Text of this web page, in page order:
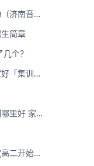
济南音乐
简章
个？
「集训班
里好 家
二开始学